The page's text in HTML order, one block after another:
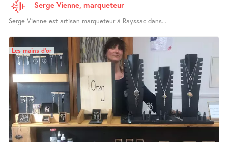
Serge Vienne, marqueteur
Serge Vienne est artisan marqueteur à Rayssac dans...
Les mains d’or